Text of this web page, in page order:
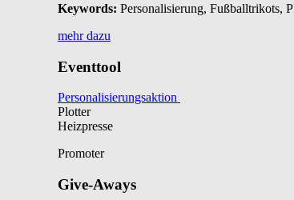
Keywords: Personalisierung, Fußballtrikots,
mehr dazu
Eventtool
Personalisierungsaktion
Plotter
Heizpresse
Promoter
Give-Aways